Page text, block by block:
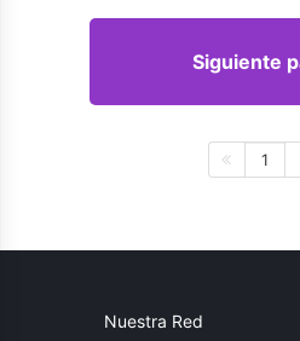
Siguiente
1
Nuestra Red